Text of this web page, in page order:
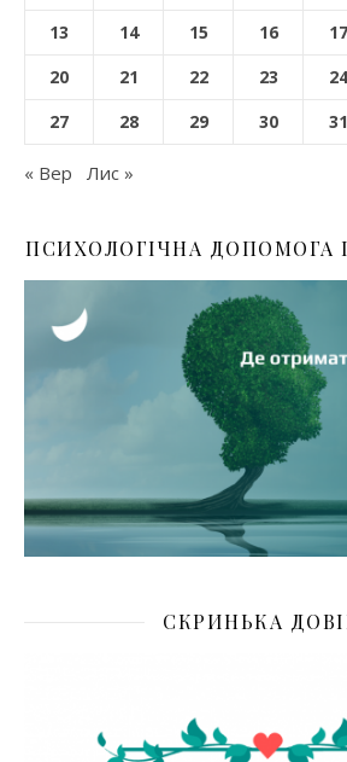
13
14 15 16 17
20
21 22 23 24
27
28 29 30 31
« Вер Лис »
ПСИХОЛОГІЧНА ДОПОМОГА
СКРИНЬКА